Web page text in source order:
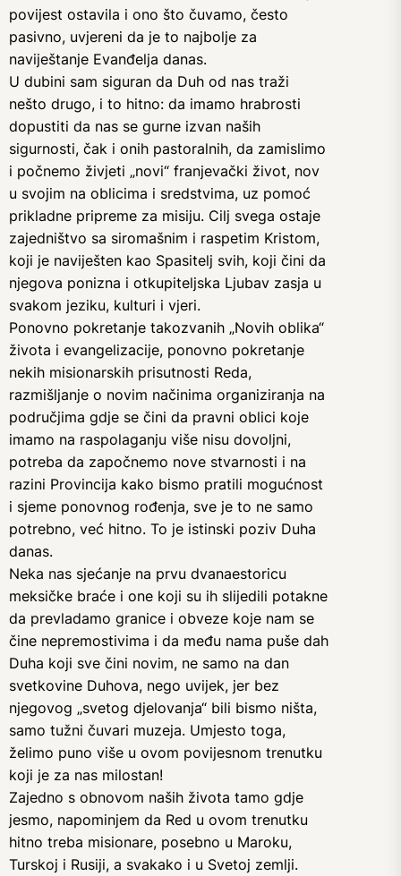
povijest ostavila i ono što čuvamo, često
pasivno, uvjereni da je to najbolje za
naviještanje Evanđelja danas.
U dubini sam siguran da Duh od nas traži
nešto drugo, i to hitno: da imamo hrabrosti
dopustiti da nas se gurne izvan naših
sigurnosti, čak i onih pastoralnih, da zamislimo
i počnemo živjeti „novi“ franjevački život, nov
u svojim na oblicima i sredstvima, uz pomoć
prikladne pripreme za misiju. Cilj svega ostaje
zajedništvo sa siromašnim i raspetim Kristom,
koji je naviješten kao Spasitelj svih, koji čini da
njegova ponizna i otkupiteljska Ljubav zasja u
svakom jeziku, kulturi i vjeri.
Ponovno pokretanje takozvanih „Novih oblika“
života i evangelizacije, ponovno pokretanje
nekih misionarskih prisutnosti Reda,
razmišljanje o novim načinima organiziranja na
područjima gdje se čini da pravni oblici koje
imamo na raspolaganju više nisu dovoljni,
potreba da započnemo nove stvarnosti i na
razini Provincija kako bismo pratili mogućnost
i sjeme ponovnog rođenja, sve je to ne samo
potrebno, već hitno. To je istinski poziv Duha
danas.
Neka nas sjećanje na prvu dvanaestoricu
meksičke braće i one koji su ih slijedili potakne
da prevladamo granice i obveze koje nam se
čine nepremostivima i da među nama puše dah
Duha koji sve čini novim, ne samo na dan
svetkovine Duhova, nego uvijek, jer bez
njegovog „svetog djelovanja“ bili bismo ništa,
samo tužni čuvari muzeja. Umjesto toga,
želimo puno više u ovom povijesnom trenutku
koji je za nas milostan!
Zajedno s obnovom naših života tamo gdje
jesmo, napominjem da Red u ovom trenutku
hitno treba misionare, posebno u Maroku,
Turskoj i Rusiji, a svakako i u Svetoj zemlji.